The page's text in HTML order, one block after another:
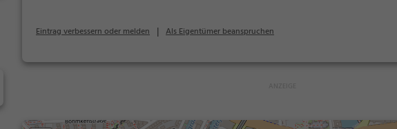
Eintrag verbessern oder melden | Als Eigentümer beanspruchen